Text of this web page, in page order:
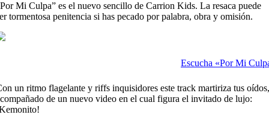
Mi Culpa” es el nuevo sencillo de Carrion Kids. La resaca puede
tormentosa penitencia si has pecado por palabra, obra y omisión.
Escucha «Por Mi
un ritmo flagelante y riffs inquisidores este track martiriza tus oídos,
de un nuevo video en el cual figura el invitado de lujo: